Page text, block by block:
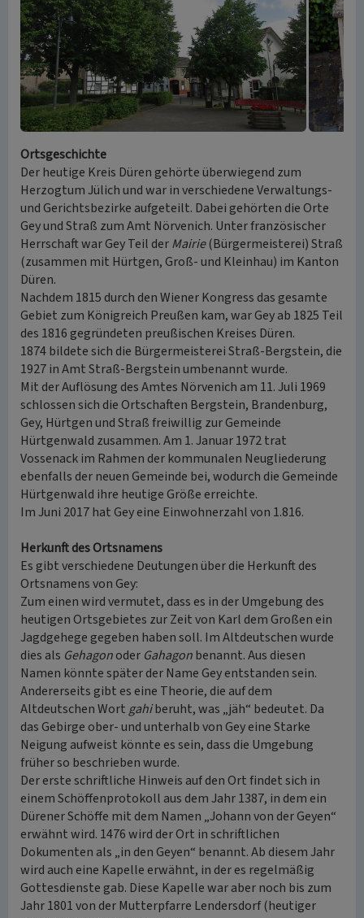
Ortsgeschichte
Der heutige Kreis Düren gehörte überwiegend zum
Herzogtum Jülich und war in verschiedene Verwaltungs-
und Gerichtsbezirke aufgeteilt. Dabei gehörten die Orte
Gey und Straß zum Amt Nörvenich. Unter französischer
Herrschaft war Gey Teil derMairie(Bürgermeisterei) Straß
(zusammen mit Hürtgen, Groß- und Kleinhau) im Kanton
Düren.
Nachdem 1815 durch den Wiener Kongress das gesamte
Gebiet zum Königreich Preußen kam, war Gey ab 1825 Teil
des 1816 gegründeten preußischen Kreises Düren.
1874 bildete sich die Bürgermeisterei Straß-Bergstein, die
1927 in Amt Straß-Bergstein umbenannt wurde.
Mit der Auflösung des Amtes Nörvenich am 11. Juli 1969
schlossen sich die Ortschaften Bergstein, Brandenburg,
Gey, Hürtgen und Straß freiwillig zur Gemeinde
Hürtgenwald zusammen. Am 1. Januar 1972 trat
Vossenack im Rahmen der kommunalen Neugliederung
ebenfalls der neuen Gemeinde bei, wodurch die Gemeinde
Hürtgenwald ihre heutige Größe erreichte.
Im Juni 2017 hat Gey eine Einwohnerzahl von 1.816.
Herkunft des Ortsnamens
Es gibt verschiedene Deutungen über die Herkunft des
Ortsnamens von Gey:
Zum einen wird vermutet, dass es in der Umgebung des
heutigen Ortsgebietes zur Zeit von Karl dem Großen ein
Jagdgehege gegeben haben soll. Im Altdeutschen wurde
dies als Gehagonoder Gahagonbenannt. Aus diesen
Namen könnte später der Name Gey entstanden sein.
Andererseits gibt es eine Theorie, die auf dem
Altdeutschen Wort gahiberuht, was „jäh“ bedeutet. Da
das Gebirge ober- und unterhalb von Gey eine Starke
Neigung aufweist könnte es sein, dass die Umgebung
früher so beschrieben wurde.
Der erste schriftliche Hinweis auf den Ort findet sich in
einem Schöffenprotokoll aus dem Jahr 1387, in dem ein
Dürener Schöffe mit dem Namen „Johann von der Geyen“
erwähnt wird. 1476 wird der Ort in schriftlichen
Dokumenten als „in den Geyen“ benannt. Ab diesem Jahr
wird auch eine Kapelle erwähnt, in der es regelmäßig
Gottesdienste gab. Diese Kapelle war aber noch bis zum
Jahr 1801 von der Mutterpfarre Lendersdorf (heutiger